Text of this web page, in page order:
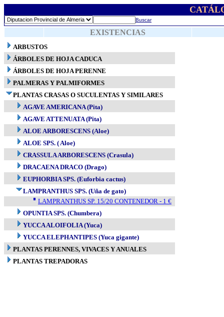
Buscar
EXISTENCIAS
ARBUSTOS
ÁRBOLES DE HOJA CADUCA
ÁRBOLES DE HOJA PERENNE
PALMERAS Y PALMIFORMES
PLANTAS CRASAS O SUCULENTAS Y SIMILARES
AGAVE AMERICANA (Pita)
AGAVE ATTENUATA (Pita)
ALOE ARBORESCENS (Aloe)
ALOE SPS. ( Aloe)
CRASSULA ARBORESCENS (Crasula)
DRACAENA DRACO (Drago)
EUPHORBIA SPS. (Euforbia cactus)
LAMPRANTHUS SPS. (Uña de gato)
LAMPRANTHUS SP. 15/20 CONTENEDOR - 1 €
OPUNTIA SPS. (Chumbera)
YUCCA ALOIFOLIA (Yuca)
YUCCA ELEPHANTIPES (Yuca gigante)
PLANTAS PERENNES, VIVACES Y ANUALES
PLANTAS TREPADORAS